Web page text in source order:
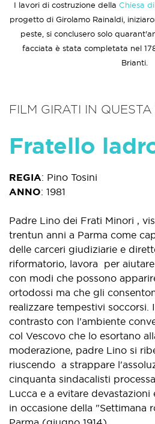
I lavori di costruzione della Chiesa
progetto di Girolamo Rainaldi,
peste, si conclusero solo
facciata è stata completata nel
Brianti.
FILM GIRATI IN
Fratello
REGIA: Pino Tosini
ANNO: 1981
Padre Lino dei Frati Minori ,
trentun anni a Parma come
delle carceri giudiziarie e
riformatorio, lavora per
con modi che possono
ortodossi ma che gli
realizzare tempestivi soccorsi.
contrasto con l'ambiente
col Vescovo che lo esortano
moderazione, padre Lino si
riuscendo a strappare
cinquanta sindacalisti
Lucca e a evitare devastazioni
in occasione della "Settimana